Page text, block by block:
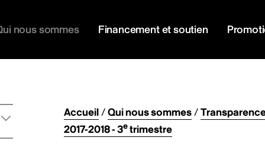
nous sommes Financement et soutien
Accueil/Qui nous sommes/
2017-2018 - 3etrimestre